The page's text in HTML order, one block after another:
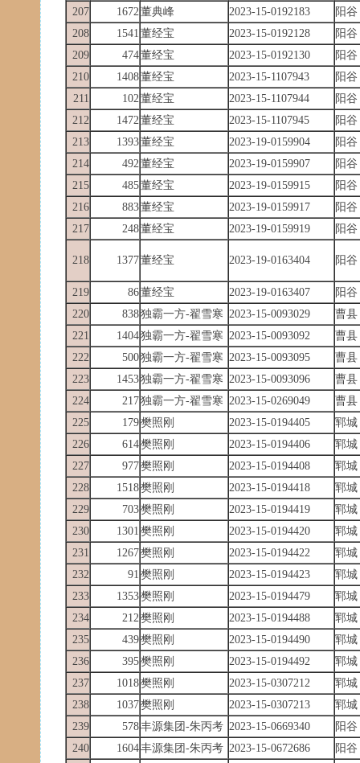
207
1672董典峰 2023-15-0192183
阳谷
208
1541 董经宝 2023-15-0192128
阳谷
209
474董经宝 2023-15-0192130
阳谷
210
1408董经宝 2023-15-1107943
阳谷
211
102董经宝 2023-15-1107944
阳谷
212
1472董经宝 2023-15-1107945
阳谷
213
1393董经宝 2023-19-0159904
阳谷
214
492董经宝 2023-19-0159907
阳谷
215
485董经宝 2023-19-0159915
阳谷
216
883董经宝 2023-19-0159917
阳谷
217
248董经宝 2023-19-0159919 阳谷
218 1377董经宝 2023-19-0163404 阳谷
219 86董经宝 2023-19-0163407
阳谷
220
838独霸一方-翟雪寒 2023-15-0093029
曹县
221
1404独霸一方-翟雪寒 2023-15-0093092
曹县
222
500独霸一方-翟雪寒 2023-15-0093095
曹县
223
1453独霸一方-翟雪寒 2023-15-0093096
曹县
224
217独霸一方-翟雪寒 2023-15-0269049
曹县
225
179樊照刚 2023-15-0194405
郓城
226
614樊照刚 2023-15-0194406
郓城
227
977樊照刚 2023-15-0194408
郓城
228
1518樊照刚 2023-15-0194418
郓城
229
703樊照刚 2023-15-0194419
郓城
230
1301 樊照刚 2023-15-0194420
郓城
231
1267樊照刚 2023-15-0194422
郓城
232
91 樊照刚 2023-15-0194423
郓城
233
1353樊照刚 2023-15-0194479
郓城
234
212樊照刚 2023-15-0194488
郓城
235
439樊照刚 2023-15-0194490
郓城
236
395樊照刚 2023-15-0194492
郓城
237
1018樊照刚 2023-15-0307212
郓城
238
1037樊照刚 2023-15-0307213
郓城
239
578丰源集团-朱丙考 2023-15-0669340
阳谷
240
1604丰源集团-朱丙考 2023-15-0672686
阳谷